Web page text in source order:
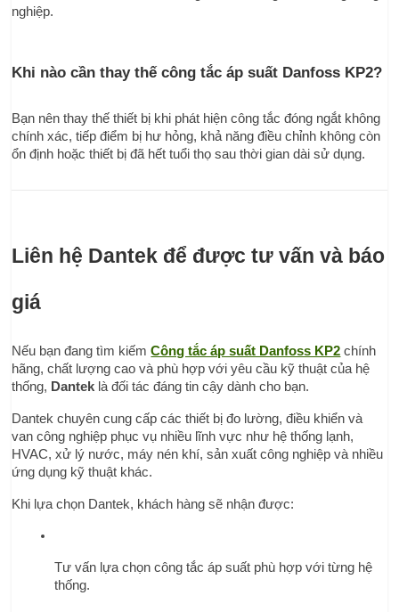
nghiệp.
Khi nào cần thay thế công tắc áp suất Danfoss KP2?
Bạn nên thay thế thiết bị khi phát hiện công tắc đóng ngắt không
chính xác, tiếp điểm bị hư hỏng, khả năng điều chỉnh không còn
ổn định hoặc thiết bị đã hết tuổi thọ sau thời gian dài sử dụng.
Liên hệ Dantek để được tư vấn và báo
giá
Nếu bạn đang tìm kiếm Công tắc áp suất Danfoss KP2 chính
hãng, chất lượng cao và phù hợp với yêu cầu kỹ thuật của hệ
thống, Dantek là đối tác đáng tin cậy dành cho bạn.
Dantek chuyên cung cấp các thiết bị đo lường, điều khiển và
van công nghiệp phục vụ nhiều lĩnh vực như hệ thống lạnh,
HVAC, xử lý nước, máy nén khí, sản xuất công nghiệp và nhiều
ứng dụng kỹ thuật khác.
Khi lựa chọn Dantek, khách hàng sẽ nhận được:
Tư vấn lựa chọn công tắc áp suất phù hợp với từng hệ
thống.